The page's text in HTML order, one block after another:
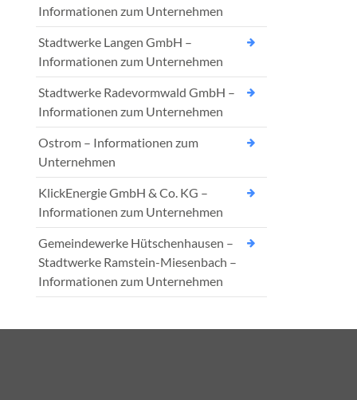
Informationen zum Unternehmen
Stadtwerke Langen GmbH –
Informationen zum Unternehmen
Stadtwerke Radevormwald GmbH –
Informationen zum Unternehmen
Ostrom – Informationen zum
Unternehmen
KlickEnergie GmbH & Co. KG –
Informationen zum Unternehmen
Gemeindewerke Hütschenhausen –
Stadtwerke Ramstein-Miesenbach –
Informationen zum Unternehmen